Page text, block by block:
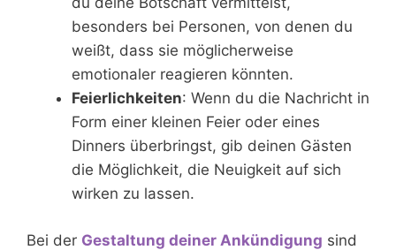
besonders bei Personen, von denen du
weißt, dass sie möglicherweise
emotionaler reagieren könnten.
Feierlichkeiten: Wenn du die Nachricht in
Form einer kleinen Feier oder eines
Dinners überbringst, gib deinen Gästen
die Möglichkeit, die Neuigkeit auf sich
wirken zu lassen.
Bei der Gestaltung deiner Ankündigung sind